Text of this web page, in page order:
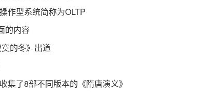
作型系统简称为OLTP
的内容
的冬》出道
集了8部不同版本的《隋唐演义》